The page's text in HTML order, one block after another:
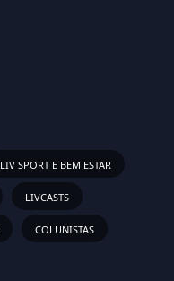
LIV SPORT E BEM ESTAR
LIVCASTS
COLUNISTAS